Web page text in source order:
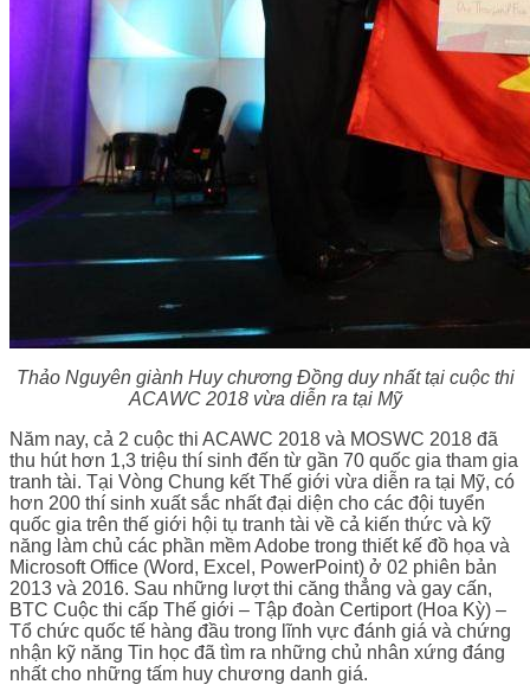
Thảo Nguyên giành Huy chương Đồng duy nhất tại cuộc thi
ACAWC 2018 vừa diễn ra tại Mỹ
Năm nay, cả 2 cuộc thi ACAWC 2018 và MOSWC 2018 đã
thu hút hơn 1,3 triệu thí sinh đến từ gần 70 quốc gia tham gia
tranh tài. Tại Vòng Chung kết Thế giới vừa diễn ra tại Mỹ, có
hơn 200 thí sinh xuất sắc nhất đại diện cho các đội tuyển
quốc gia trên thế giới hội tụ tranh tài về cả kiến thức và kỹ
năng làm chủ các phần mềm Adobe trong thiết kế đồ họa và
Microsoft Office (Word, Excel, PowerPoint) ở 02 phiên bản
2013 và 2016. Sau những lượt thi căng thẳng và gay cấn,
BTC Cuộc thi cấp Thế giới – Tập đoàn Certiport (Hoa Kỳ) –
Tổ chức quốc tế hàng đầu trong lĩnh vực đánh giá và chứng
nhận kỹ năng Tin học đã tìm ra những chủ nhân xứng đáng
nhất cho những tấm huy chương danh giá.